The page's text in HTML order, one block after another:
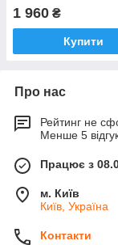
1 960 ₴
Купити
Про нас
Рейтинг не
Менше 5
Працює з
м. Київ
Київ, Україна
Контакти